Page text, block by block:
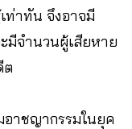
ท่าทัน จึงอาจมี
มีจำนวนผู้เสียหาย
ต
อาชญากรรมในยุค